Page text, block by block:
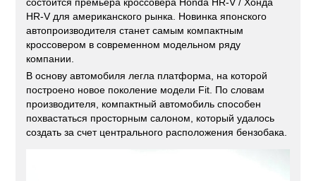
HR-V для американского рынка. Новинка японского
автопроизводителя станет самым компактным
кроссовером в современном модельном ряду
компании.
В основу автомобиля легла платформа, на которой
построено новое поколение модели Fit. По словам
производителя, компактный автомобиль способен
похвастаться просторным салоном, который удалось
создать за счет центрального расположения бензобака.